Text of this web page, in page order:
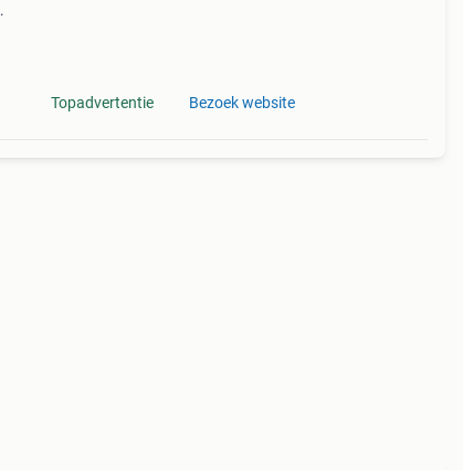
Topadvertentie Bezoek website